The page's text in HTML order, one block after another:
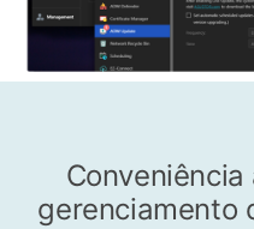
gerenciamento